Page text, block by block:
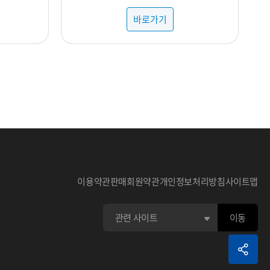
바로가기
이용약관판매회원약관개인정보처리방침사이트맵
이동